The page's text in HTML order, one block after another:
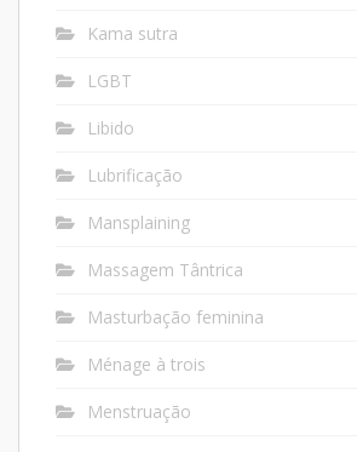
Kama sutra
LGBT
Libido
Lubrificação
Mansplaining
Massagem Tântrica
Masturbação feminina
Ménage à trois
Menstruação